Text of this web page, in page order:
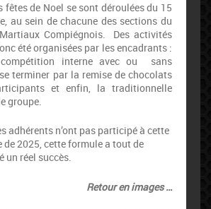
fêtes de Noel se sont déroulées du 15
au sein de chacune des sections du
Compiégnois. Des activités
été organisées par les encadrants :
compétition interne avec ou sans
terminer par la remise de chocolats
et enfin, la traditionnelle
groupe.
adhérents n’ont pas participé à cette
de 2025, cette formule a tout de
un réel succès.
Retour en images …